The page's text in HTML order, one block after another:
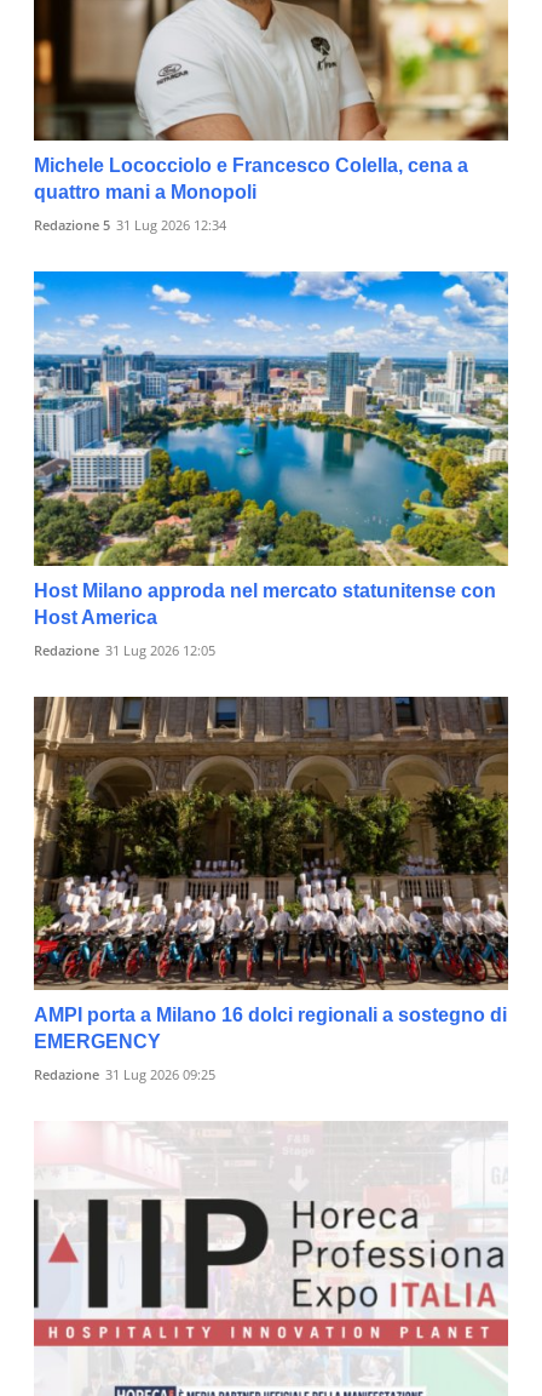
Michele Lococciolo e Francesco Colella, cena a
quattro mani a Monopoli
Redazione 5 31 Lug 2026 12:34
Host Milano approda nel mercato statunitense con
Host America
Redazione 31 Lug 2026 12:05
AMPI porta a Milano 16 dolci regionali a sostegno di
EMERGENCY
Redazione 31 Lug 2026 09:25